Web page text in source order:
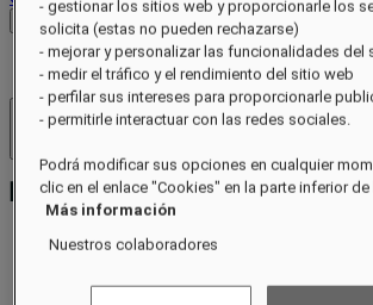
Ver tarifas
Hoteles y resorts
- gestionar los sitios web y proporcionarle los
solicita (estas no pueden rechazarse)
- mejorar y personalizar las funcionalidades del
- medir el tráfico y el rendimiento del sitio web
- perfilar sus intereses para proporcionarle
- permitirle interactuar con las redes sociales.
Podrá modificar sus opciones en cualquier
clic en el enlace "Cookies" en la parte inferior
Más información
Nuestros colaboradores